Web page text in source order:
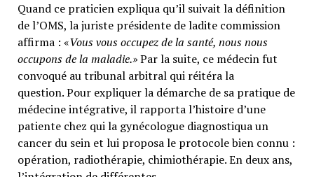
Quand ce praticien expliqua qu’il suivait la définition
de l’OMS, la juriste présidente de ladite commission
affirma : «Vous vous occupez de la santé, nous nous
occupons de la maladie.»Par la suite, ce médecin fut
convoqué au tribunal arbitral qui réitéra la
question. Pour expliquer la démarche de sa pratique de
médecine intégrative, il rapporta l’histoire d’une
patiente chez qui la gynécologue diagnostiqua un
cancer du sein et lui proposa le protocole bien connu :
opération, radiothérapie, chimiothérapie. En deux ans,